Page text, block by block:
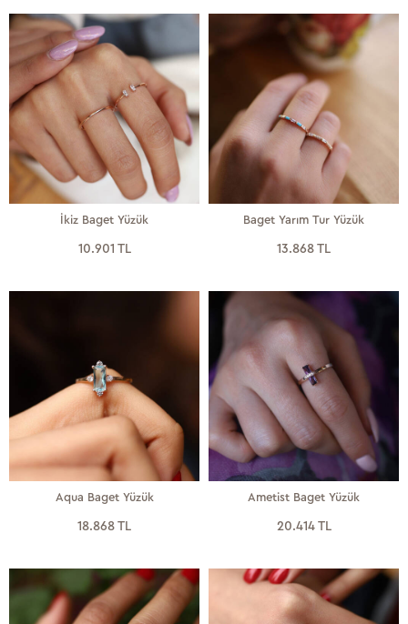
İkiz Baget Yüzük
10.901 TL
Baget Yarım Tur Yüzük
13.868 TL
Aqua Baget Yüzük
18.868 TL
Ametist Baget Yüzük
20.414 TL